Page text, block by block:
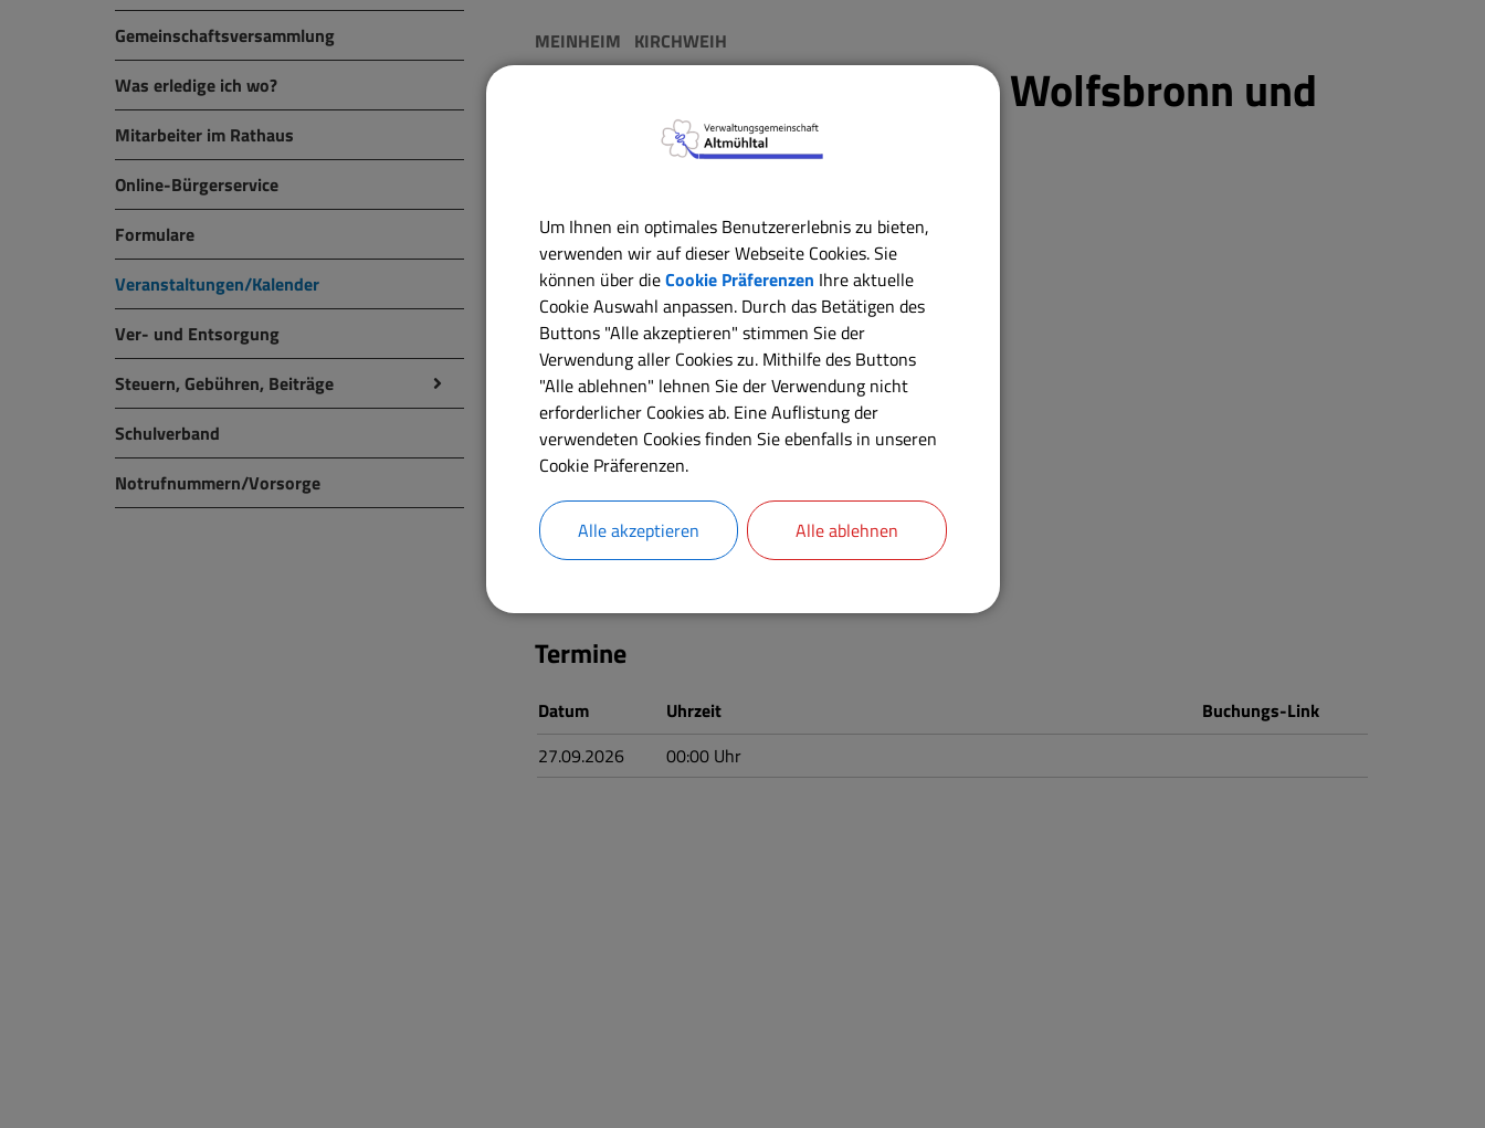
Gemeinschaftsversammlung
Was erledige ich wo?
Mitarbeiter im Rathaus
Online-Bürgerservice
Formulare
Veranstaltungen/Kalender
Ver- und Entsorgung
Steuern, Gebühren, Beiträge
Schulverband
Notrufnummern/Vorsorge
MEINHEIM KIRCHWEIH
Kirchweih Meinheim mit Wolfsbronn und
Oberweiler
Termine
Datum Uhrzeit
Buchungs-Link
27.09.2026
00:00 Uhr
Um Ihnen ein optimales Benutzererlebnis zu bieten,
verwenden wir auf dieser Webseite Cookies. Sie
können über dieCookie Präferenzen Ihre aktuelle
Cookie Auswahl anpassen. Durch das Betätigen des
Buttons "Alle akzeptieren" stimmen Sie der
Verwendung aller Cookies zu. Mithilfe des Buttons
"Alle ablehnen" lehnen Sie der Verwendung nicht
erforderlicher Cookies ab. Eine Auflistung der
verwendeten Cookies finden Sie ebenfalls in unseren
Cookie Präferenzen.
Alle akzeptieren Alle ablehnen